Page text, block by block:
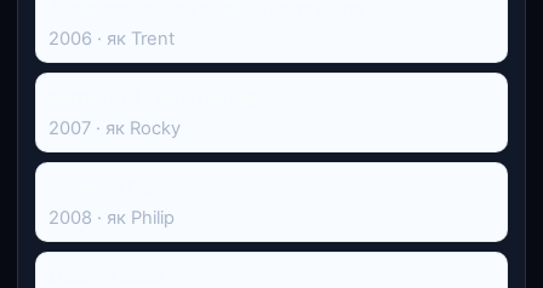
2006 · як Trent
2007 · як Rocky
2008 · як Philip